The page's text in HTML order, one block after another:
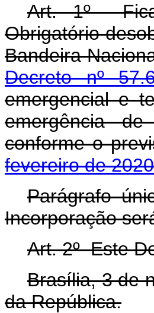
Art. 1º Fica
Obrigatório
Bandeira
Decreto nº
emergencial e
emergência
conforme o
fevereiro de
Parágrafo
Incorporação
Art. 2º Este
Brasília, 3 de
da República.